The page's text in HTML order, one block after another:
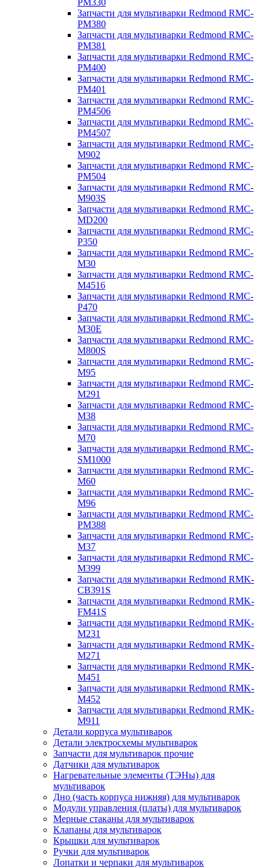
PM330
Запчасти для мультиварки Redmond RMC-
PM380
Запчасти для мультиварки Redmond RMC-
PM381
Запчасти для мультиварки Redmond RMC-
PM400
Запчасти для мультиварки Redmond RMC-
PM401
Запчасти для мультиварки Redmond RMC-
PM4506
Запчасти для мультиварки Redmond RMC-
PM4507
Запчасти для мультиварки Redmond RMC-
M902
Запчасти для мультиварки Redmond RMC-
PM504
Запчасти для мультиварки Redmond RMC-
M903S
Запчасти для мультиварки Redmond RMC-
MD200
Запчасти для мультиварки Redmond RMC-
P350
Запчасти для мультиварки Redmond RMC-
M30
Запчасти для мультиварки Redmond RMC-
M4516
Запчасти для мультиварки Redmond RMC-
P470
Запчасти для мультиварки Redmond RMC-
M30E
Запчасти для мультиварки Redmond RMC-
M800S
Запчасти для мультиварки Redmond RMC-
M95
Запчасти для мультиварки Redmond RMC-
M291
Запчасти для мультиварки Redmond RMC-
M38
Запчасти для мультиварки Redmond RMC-
M70
Запчасти для мультиварки Redmond RMC-
SM1000
Запчасти для мультиварки Redmond RMC-
M60
Запчасти для мультиварки Redmond RMC-
M96
Запчасти для мультиварки Redmond RMC-
PM388
Запчасти для мультиварки Redmond RMC-
M37
Запчасти для мультиварки Redmond RMC-
M399
Запчасти для мультиварки Redmond RMK-
CB391S
Запчасти для мультиварки Redmond RMK-
FM41S
Запчасти для мультиварки Redmond RMK-
M231
Запчасти для мультиварки Redmond RMK-
M271
Запчасти для мультиварки Redmond RMK-
M451
Запчасти для мультиварки Redmond RMK-
M452
Запчасти для мультиварки Redmond RMK-
M911
Детали корпуса мультиварок
Детали электросхемы мультиварок
Запчасти для мультиварок прочие
Датчики для мультиварок
Нагревательные элементы (ТЭНы) для
мультиварок
Дно (часть корпуса нижняя) для мультиварок
Модули управления (платы) для мультиварок
Мерные стаканы для мультиварок
Клапаны для мультиварок
Крышки для мультиварок
Ручки для мультиварок
Лопатки и черпаки для мультиварок